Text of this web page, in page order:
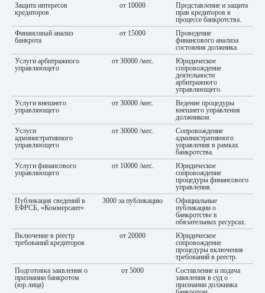
Защита интересов
кредиторов
от 10000
Представление и защита
прав кредиторов в
процессе банкротства.
Финансовый анализ
банкрота
от 15000
Проведение
финансового анализа
состояния должника.
Услуги арбитражного
управляющего
от 30000 /мес.
Юридическое
сопровождение
деятельности
арбитражного
управляющего.
Услуги внешнего
управляющего
от 30000 /мес.
Ведение процедуры
внешнего управления
должником.
Услуги
административного
управляющего
от 30000 /мес.
Сопровождение
административного
управления в рамках
банкротства.
Услуги финансового
управляющего
от 10000 /мес.
Юридическое
сопровождение
процедуры финансового
управления.
Публикация сведений в
ЕФРСБ, «Коммерсант»
3000 за публикацию
Официальные
публикации о
банкротстве в
обязательных ресурсах.
Включение в реестр
требований кредиторов
от 20000
Юридическое
сопровождение
процедуры включения
требований в реестр.
Подготовка заявления о
признании банкротом
(юр.лица)
от 5000
Составление и подача
заявления в суд о
признании должника